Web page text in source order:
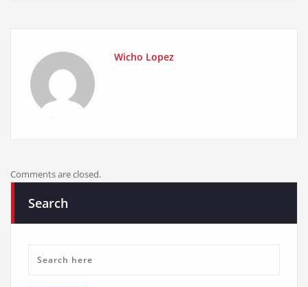
Wicho Lopez
Comments are closed.
Search